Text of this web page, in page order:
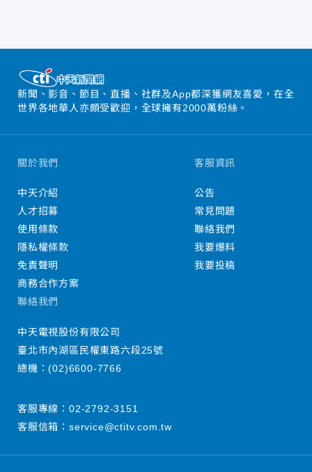
新聞、影音、節目、直播、社群及App都深獲網友喜愛，在全
世界各地華人亦頗受歡迎，全球擁有2000萬粉絲。
關於我們
中天介紹
人才招募
使用條款
隱私權條款
免責聲明
商務合作方案
客服資訊
公告
常見問題
聯絡我們
我要爆料
我要投稿
聯絡我們
中天電視股份有限公司
臺北市內湖區民權東路六段25號
總機：(02)6600-7766
客服專線： 02-2792-3151
客服信箱： service@ctitv.com.tw